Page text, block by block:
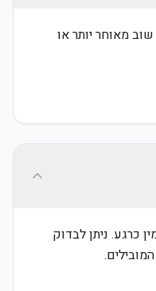
מאוחר יותר או
כרגע. ניתן לבדוק